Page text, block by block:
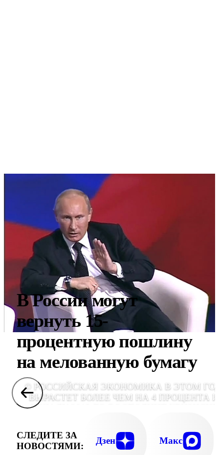
В России могут
вернуть 15-
процентную пошлину
на мелованную бумагу
© РОССИЙСКАЯ ЭКОНОМИКА В ЭТОМ
ВЫРАСТЕТ БОЛЕЕ ЧЕМ НА 4 ПРОЦЕНТА
НАЧАЛУ 2012-ГО ВОСПОЛНИТ
В ЧЕРЕПОВЦЕ НА
КОНФЕРЕНЦИИ "ЕДИНОЙ
СЛЕДИТЕ ЗА
НОВОСТЯМИ:
Дзен Макс